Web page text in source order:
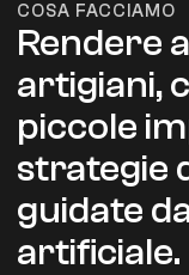
COSA FACCIAMO
Rendere
artigiani,
piccole
strategie
guidate
artificiale.